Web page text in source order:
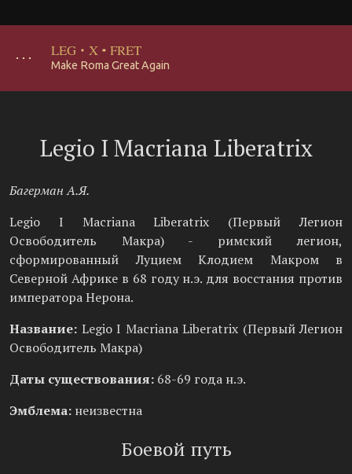
･･･ LEG · X · FRET
Make Roma Great Again
Legio I Macriana Liberatrix
Багерман А.Я.
Legio I Macriana Liberatrix (Первый Легион
Освободитель Макра) - римский легион,
сформированный Луцием Клодием Макром в
Северной Африке в 68 году н.э. для восстания против
императора Нерона.
Название: Legio I Macriana Liberatrix (Первый Легион
Освободитель Макра)
Даты существования: 68-69 года н.э.
Эмблема: неизвестна
Боевой путь